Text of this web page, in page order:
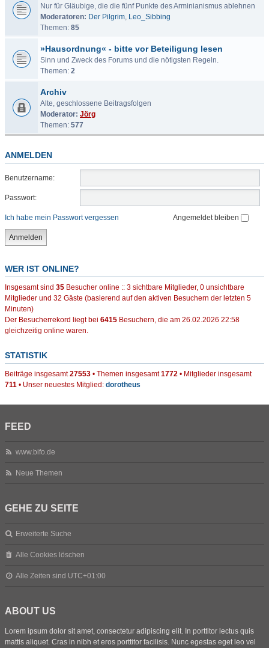
Nur für Gläubige, die die fünf Punkte des Arminianismus ablehnen
Moderatoren: Der Pilgrim, Leo_Sibbing
Themen: 85
»Hausordnung« - bitte vor Beteiligung lesen
Sinn und Zweck des Forums und die nötigsten Regeln.
Themen: 2
Archiv
Alte, geschlossene Beitragsfolgen
Moderator: Jörg
Themen: 577
ANMELDEN
Benutzername:
Passwort:
Ich habe mein Passwort vergessen Angemeldet bleiben
WER IST ONLINE?
Insgesamt sind 35 Besucher online :: 3 sichtbare Mitglieder, 0 unsichtbare
Mitglieder und 32 Gäste (basierend auf den aktiven Besuchern der letzten 5
Minuten)
Der Besucherrekord liegt bei 6415 Besuchern, die am 26.02.2026 22:58
gleichzeitig online waren.
STATISTIK
Beiträge insgesamt27553 • Themen insgesamt1772 • Mitglieder insgesamt
711 • Unser neuestes Mitglied: dorotheus
FEED
www.bifo.de
Neue Themen
GEHE ZU SEITE
Erweiterte Suche
Alle Cookies löschen
Alle Zeiten sind UTC+01:00
ABOUT US
Lorem ipsum dolor sit amet, consectetur adipiscing elit. In porttitor lectus quis
mattis aliquet. Cras in nibh et eros porttitor facilisis. Nunc egestas eget leo vel